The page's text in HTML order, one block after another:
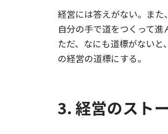
経営には答えがない。また
自分の手で道をつくって進
ただ、なにも道標がない
の経営の道標にする。
3. 経営のスト